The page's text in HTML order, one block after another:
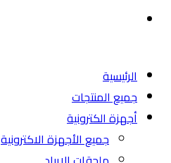
الرئيسية
جميع المنتجات
أجهزة الكترونية
جميع الأجهزة الاكترونية